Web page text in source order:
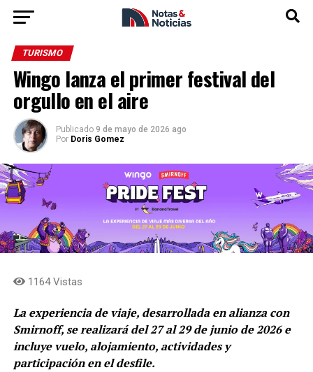
TURISMO
Wingo lanza el primer festival del
orgullo en el aire
Publicado 9 de mayo de 2026 ago
Por Doris Gomez
1164 Vistas
La experiencia de viaje, desarrollada en alianza con
Smirnoff, se realizará del 27 al 29 de junio de 2026 e
incluye vuelo, alojamiento, actividades y
participación en el desfile.